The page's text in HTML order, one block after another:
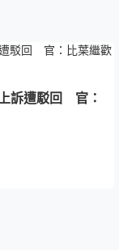
訴遭駁回 官：